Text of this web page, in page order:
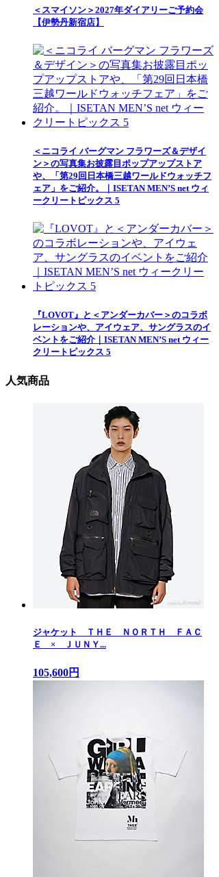
＜スマイソン＞2027年ダイアリーご予約会
【伊勢丹新宿店】
＜ニコライ バーグマン フラワーズ＆デザイ
ン＞の写真集お披露目ポップアップストア
や、「第29回日本橋三越ワールドウォッチフ
ェア」をご紹介。｜ISETAN MEN’S net ウィ
ークリートピックス 5
『LOVOT』と＜アンダーカバー＞のコラボ
レーションや、アイウェア、サングラスのイ
ベントをご紹介｜ISETAN MEN’S net ウィー
クリートピックス 5
人気商品
ジャケット ＴＨＥ ＮＯＲＴＨ ＦＡＣ
Ｅ × ＪＵＮＹ...
105,600円